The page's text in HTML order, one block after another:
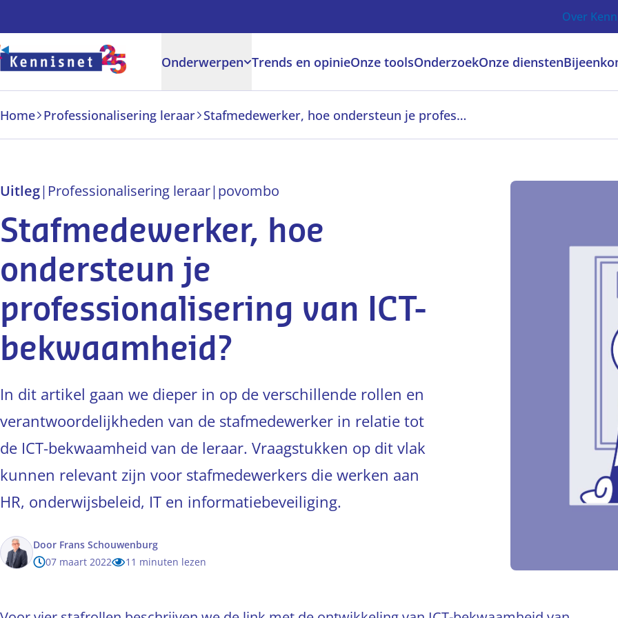
Over
Onderwerpen Trends en opinieOnze toolsOnderzoekOnze diensten
Home Professionalisering leraar Stafmedewerker, hoe ondersteun je professionalisering van ICT-bekwaamheid?
Uitleg| Professionalisering leraar|povombo
Stafmedewerker, hoe
ondersteun je
professionalisering van ICT-
bekwaamheid?
In dit artikel gaan we dieper in op de verschillende rollen en
verantwoordelijkheden van de stafmedewerker in relatie tot
de ICT-bekwaamheid van de leraar. Vraagstukken op dit vlak
kunnen relevant zijn voor stafmedewerkers die werken aan
HR, onderwijsbeleid, IT en informatiebeveiliging.
Door Frans Schouwenburg
07 maart 2022
11 minuten lezen